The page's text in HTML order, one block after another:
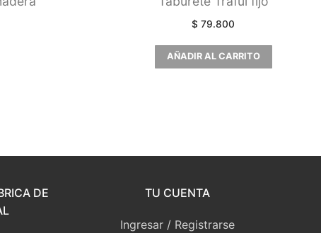
$ 79.800
AÑADIR AL CARRITO
DE
TU CUENTA
Ingresar / Registrarse